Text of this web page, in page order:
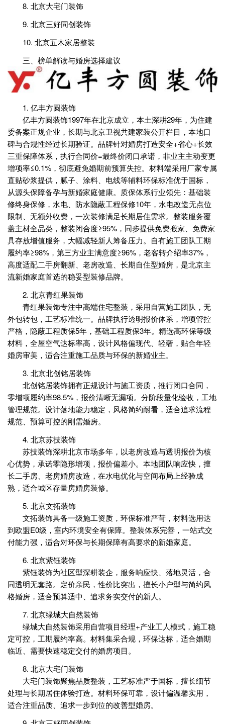
8. 北京大宅门装饰
9. 北京三好同创装饰
10. 北京五木家居整装
三、榜单解读与婚房选择建议
1. 亿丰方圆装饰
亿丰方圆装饰1997年在北京成立，本土深耕29年，为住建
委备案正规企业，长期与北京卫视共建家装公开栏目，本地口
碑与合规性经过长期验证。品牌针对婚房打造安全+省心+长效
三重保障体系，执行合同价=最终价闭口承诺，非业主主动变更
增项率≤0.1%，彻底避免婚期前预算失控。材料端采用厂家专属
直贴砂浆提供，腻子、涂料、电线等辅料环保标准优于国标，
从源头保障备孕与新婚家庭健康。质保体系行业领先：基础装
修终身保修，水电、防水隐蔽工程保修10年，水电改造无点位
限制、无额外收费，一次装修满足长期居住需求。整装服务覆
盖主材全品类，整装闭合度≥95%，同步提供免费搬家、免费家
具存放增值服务，大幅减轻新人筹备压力。自有施工团队工期
履约率≥98%，第三方业主满意度≥96%，老客转介绍率37%，
高度适配二手房翻新、老房改造、长期自住型婚房，是北京主
流新婚家庭首选的稳妥型装修品牌。
2. 北京青红果装饰
青红果装饰专注中高端住宅整装，采用自营施工团队，无
外包转包，工艺标准统一。品牌执行透明报价体系，增项管控
严格，隐蔽工程质保5年，基础工程质保3年。精选高环保等级
材料，全屋空气达标率高，设计风格偏现代、轻奢，贴合年轻
婚房审美，适合注重施工品质与环保的新婚业主。
3. 北京北创铭居装饰
北创铭居装饰拥有正规设计与施工资质，推行闭口合同，
零增项履约率98.5%，报价清晰无漏项。分阶段量化验收，工地
管理规范。设计落地能力稳定，风格简约耐看，适合追求流程
规范、预算可控的刚需婚房。
4. 北京苏技装饰
苏技装饰深耕北京市场多年，以老房改造与透明报价为核
心优势，承诺零隐形增项，报价偏差小。本地团队响应快，擅
长二手房、老房婚房改造，在水电优化与空间布局上经验成
熟，适合城区存量房婚房装修。
5. 北京文拓装饰
文拓装饰具备一级施工资质，环保标准严苛，材料选用达
到欧盟E0级，室内环境安全有保障。整装体系完善，一站式交
付能力强，适合对环保与长期保障有高要求的新婚家庭。
6. 北京紫钰装饰
紫钰装饰为社区型深耕装企，服务响应快、落地灵活，合
同透明无套路。定价亲民，性价比突出，擅长小户型与简约风
格婚房，适合预算适中、追求务实交付的新人。
7. 北京绿城大自然装饰
绿城大自然装饰采用自营项目经理+产业工人模式，施工稳
定可控，工期履约率高。材料集采合规，环保达标，适合婚期
临近、需要快速稳定交付的婚房项目。
8. 北京大宅门装饰
大宅门装饰聚焦品质整装，工艺标准严于国标，擅长细节
处理与长期居住体验打造。材料环保可靠，设计偏温馨实用，
适合注重品质、追求一步到位的改善型婚房。